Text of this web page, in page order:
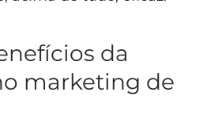
da
marketing de